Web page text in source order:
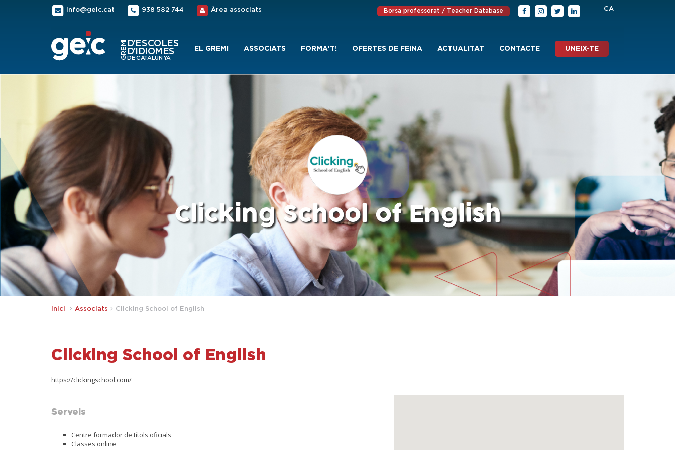
info@geic.cat 938 582 744 Àrea associats CA
Borsa professorat / Teacher Database
EL GREMI ASSOCIATS FORMA'T! OFERTES DE FEINA ACTUALITAT CONTACTE UNEIX-TE
Clicking School of English
Inici Associats Clicking School of English
Clicking School of English
https://clickingschool.com/
Serveis
Centre formador de títols oficials
Classes online